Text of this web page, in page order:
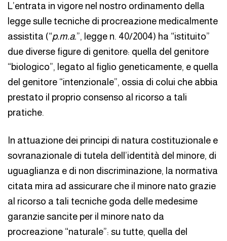
L’entrata in vigore nel nostro ordinamento della
legge sulle tecniche di procreazione medicalmente
assistita (“p.m.a.”, legge n. 40/2004) ha “istituito”
due diverse figure di genitore: quella del genitore
“biologico”, legato al figlio geneticamente, e quella
del genitore “intenzionale”, ossia di colui che abbia
prestato il proprio consenso al ricorso a tali
pratiche.
In attuazione dei principi di natura costituzionale e
sovranazionale di tutela dell’identità del minore, di
uguaglianza e di non discriminazione, la normativa
citata mira ad assicurare che il minore nato grazie
al ricorso a tali tecniche goda delle medesime
garanzie sancite per il minore nato da
procreazione “naturale”: su tutte, quella del